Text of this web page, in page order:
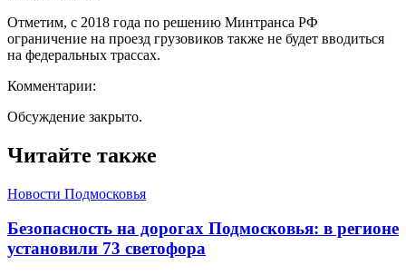
Отметим, с 2018 года по решению Минтранса РФ
ограничение на проезд грузовиков также не будет вводиться
на федеральных трассах.
Комментарии:
Обсуждение закрыто.
Читайте также
Новости Подмосковья
Безопасность на дорогах Подмосковья: в регионе
установили 73 светофора